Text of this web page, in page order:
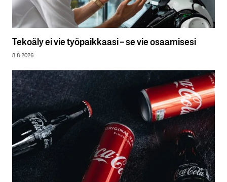
Tekoäly ei vie työpaikkaasi – se vie osaamisesi
8.8.2026